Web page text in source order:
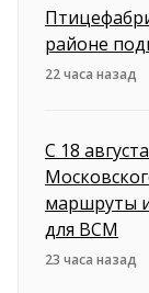
районе
22 часа назад
С 18
маршруты
для ВСМ
23 часа назад